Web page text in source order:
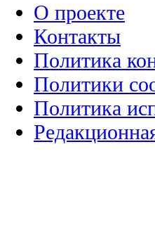
О проекте
Контакты
Политика
Политики
Политика